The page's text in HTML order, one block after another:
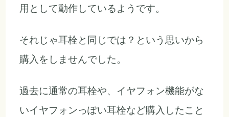
用として動作しているようです。
それじゃ耳栓と同じでは？という思いから
購入をしませんでした。
過去に通常の耳栓や、イヤフォン機能がな
いイヤフォンっぽい耳栓など購入したこと